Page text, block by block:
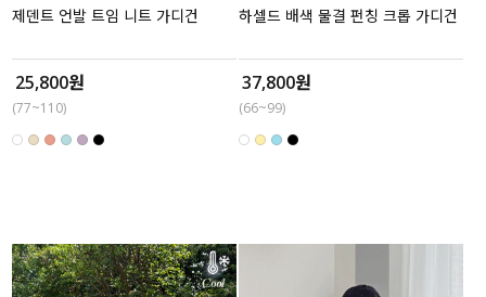
제덴트 언발 트임 니트 가디건
25,800원
(77~110)
하셀드 배색 물결 펀칭 크롭 가디건
37,800원
(66~99)